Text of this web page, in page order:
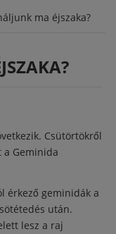
ma éjszaka?
Csütörtökről
Geminida
érkező geminidák a
után.
lesz a raj